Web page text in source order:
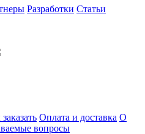
Разработки Статьи
Оплата и доставка О
вопросы